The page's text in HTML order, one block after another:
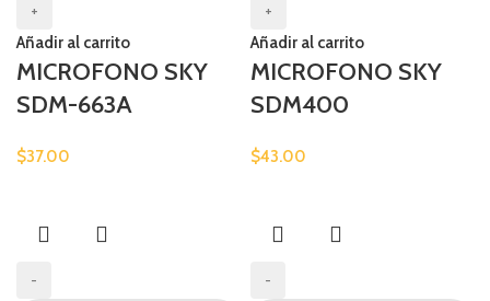
+
Añadir al carrito
MICROFONO SKY
SDM-663A
$37.00
+
Añadir al carrito
MICROFONO SKY
SDM400
$43.00
- -